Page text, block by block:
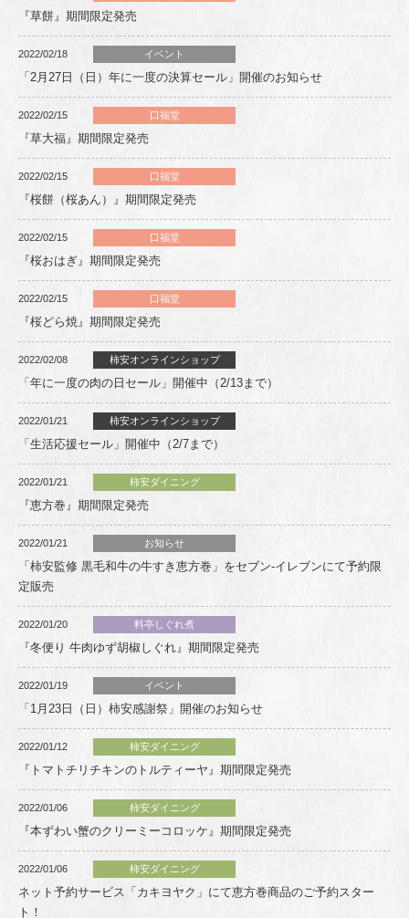
『草餅』期間限定発売
2022/02/18 イベント
「2月27日（日）年に一度の決算セール」開催のお知らせ
2022/02/15 口福堂
『草大福』期間限定発売
2022/02/15 口福堂
『桜餅（桜あん）』期間限定発売
2022/02/15 口福堂
『桜おはぎ』期間限定発売
2022/02/15 口福堂
『桜どら焼』期間限定発売
2022/02/08 柿安オンラインショップ
「年に一度の肉の日セール」開催中（2/13まで）
2022/01/21 柿安オンラインショップ
「生活応援セール」開催中（2/7まで）
2022/01/21 柿安ダイニング
『恵方巻』期間限定発売
2022/01/21 お知らせ
「柿安監修 黒毛和牛の牛すき恵方巻」をセブン-イレブンにて予約限
定販売
2022/01/20 料亭しぐれ煮
『冬便り 牛肉ゆず胡椒しぐれ』期間限定発売
2022/01/19 イベント
「1月23日（日）柿安感謝祭」開催のお知らせ
2022/01/12 柿安ダイニング
『トマトチリチキンのトルティーヤ』期間限定発売
2022/01/06 柿安ダイニング
『本ずわい蟹のクリーミーコロッケ』期間限定発売
2022/01/06 柿安ダイニング
ネット予約サービス「カキヨヤク」にて恵方巻商品のご予約スター
ト！